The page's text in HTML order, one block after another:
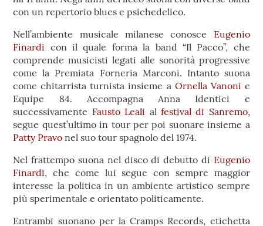
con un repertorio blues e psichedelico.
Nell’ambiente musicale milanese conosce Eugenio
Finardi con il quale forma la band “Il Pacco”, che
comprende musicisti legati alle sonorità progressive
come la Premiata Forneria Marconi. Intanto suona
come chitarrista turnista insieme a Ornella Vanoni e
Equipe 84. Accompagna Anna Identici e
successivamente Fausto Leali al festival di Sanremo,
segue quest’ultimo in tour per poi suonare insieme a
Patty Pravo nel suo tour spagnolo del 1974.
Nel frattempo suona nel disco di debutto di Eugenio
Finardi, che come lui segue con sempre maggior
interesse la politica in un ambiente artistico sempre
più sperimentale e orientato politicamente.
Entrambi suonano per la Cramps Records, etichetta